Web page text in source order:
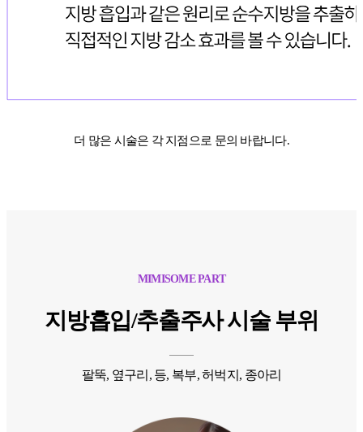
더 많은 시술은 각 지점으로 문의 바랍니다.
MIMISOME PART
지방흡입/추출주사 시술 부위
팔뚝, 옆구리, 등, 복부, 허벅지, 종아리